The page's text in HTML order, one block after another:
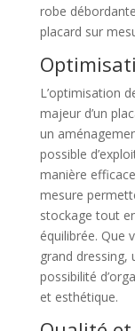
robe
placard sur
L’optimisation
majeur d’un
un
possible
manière
mesure
stockage tout
équilibrée. Que
grand dressing,
possibilité
et esthétique.